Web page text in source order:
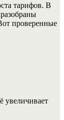
тарифов. В
проверенные
увеличивает